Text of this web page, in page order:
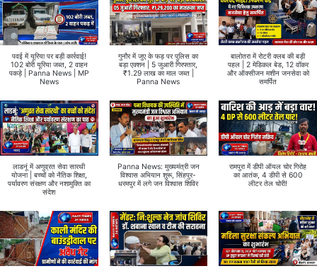
पवई में यूरिया पर बड़ी कार्रवाई!
102 बोरी यूरिया जब्त, 2 वाहन
पकड़े | Panna News | MP
News
गुनौर में जुए के फड़ पर पुलिस का
बड़ा एक्शन | 5 जुआरी गिरफ्तार,
₹1.29 लाख का माल जब्त |
Panna News
बालोतरा में रोटरी क्लब की बड़ी
पहल | 2 मेडिकल बेड, 12 वॉकर
और ऑक्सीजन मशीन जनसेवा को
समर्पित
लाडनूं में अणुव्रत सेवा सारथी
योजना | बच्चों को नैतिक शिक्षा,
पर्यावरण संरक्षण और नशामुक्ति का
संदेश
Panna News: मुख्यमंत्री जन
विश्वास अभियान शुरू, सिंहपुर-
धरमपुर में लगे जन विश्वास शिविर
रामपुरा में डीपी ऑयल चोर गिरोह
का आतंक, 4 डीपी से 600
लीटर तेल चोरी!